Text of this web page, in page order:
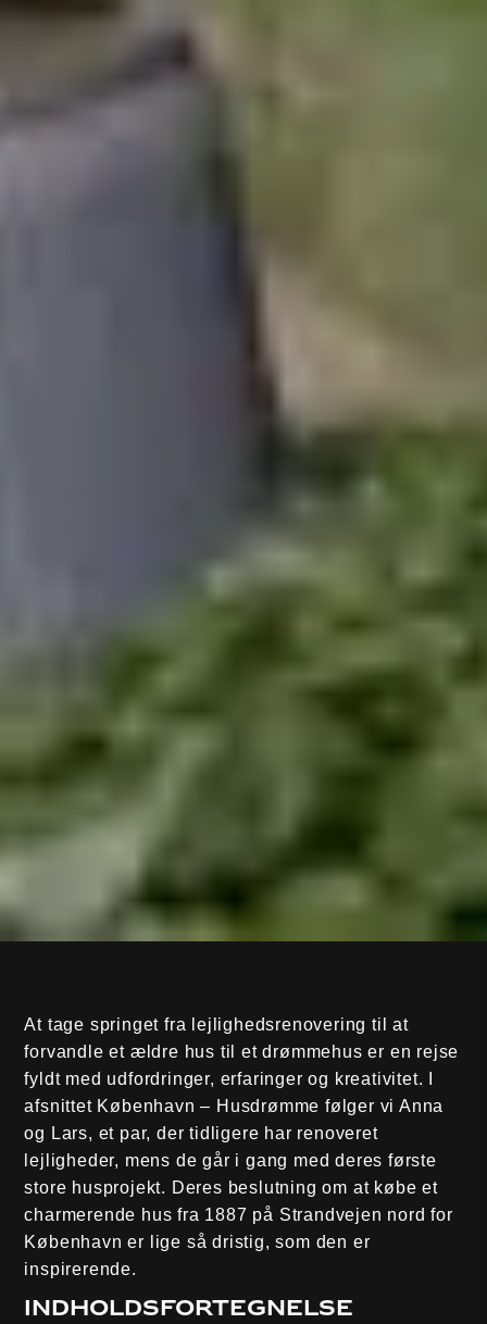
At tage springet fra lejlighedsrenovering til at
forvandle et ældre hus til et drømmehus er en rejse
fyldt med udfordringer, erfaringer og kreativitet. I
afsnittet København – Husdrømme følger vi Anna
og Lars, et par, der tidligere har renoveret
lejligheder, mens de går i gang med deres første
store husprojekt. Deres beslutning om at købe et
charmerende hus fra 1887 på Strandvejen nord for
København er lige så dristig, som den er
inspirerende.
Indholdsfortegnelse